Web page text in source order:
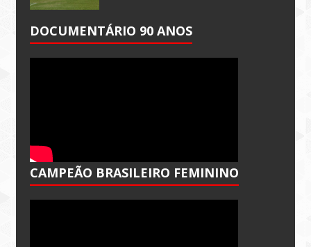
DOCUMENTÁRIO 90 ANOS
CAMPEÃO BRASILEIRO FEMININO